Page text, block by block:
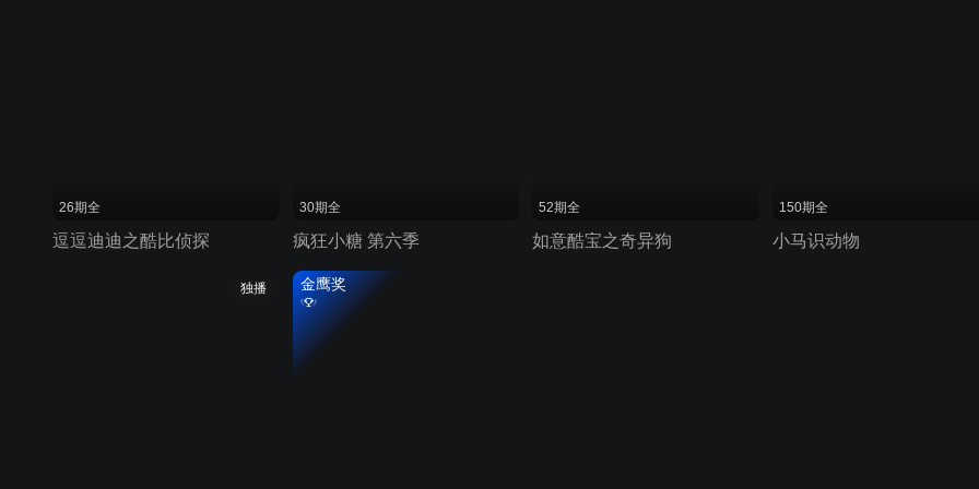
26期全
逗逗迪迪之酷比侦探
30期全
疯狂小糖 第六季
52期全
如意酷宝之奇异狗
150期全
小马识动物
独播 金鹰奖